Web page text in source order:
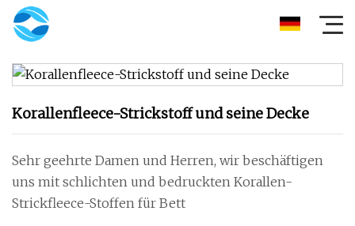
Korallenfleece-Strickstoff und seine Decke
Sehr geehrte Damen und Herren, wir beschäftigen
uns mit schlichten und bedruckten Korallen-
Strickfleece-Stoffen für Bett